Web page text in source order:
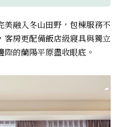
美融入冬山田野，包棟服務不
客房更配備飯店級寢具與獨立
的蘭陽平原盡收眼底。